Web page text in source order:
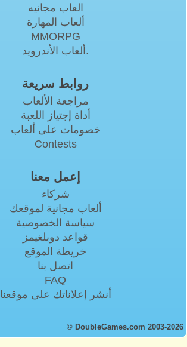
العاب مجانيه
ألعاب المهارة
MMORPG
ألعاب الأندرويد.
روابط سريعة
مراجعة الألعاب
أداة إجتياز اللعبة
خصومات على ألعاب
Contests
إعمل معنا
شركاء
ألعاب مجانية لموقعك
سياسة الخصوصية
قواعد دوبلغيمز
خريطة الموقع
اتصل بنا
FAQ
أنشر إعلاناتك على موقعنا
© DoubleGames.com 2003-2026